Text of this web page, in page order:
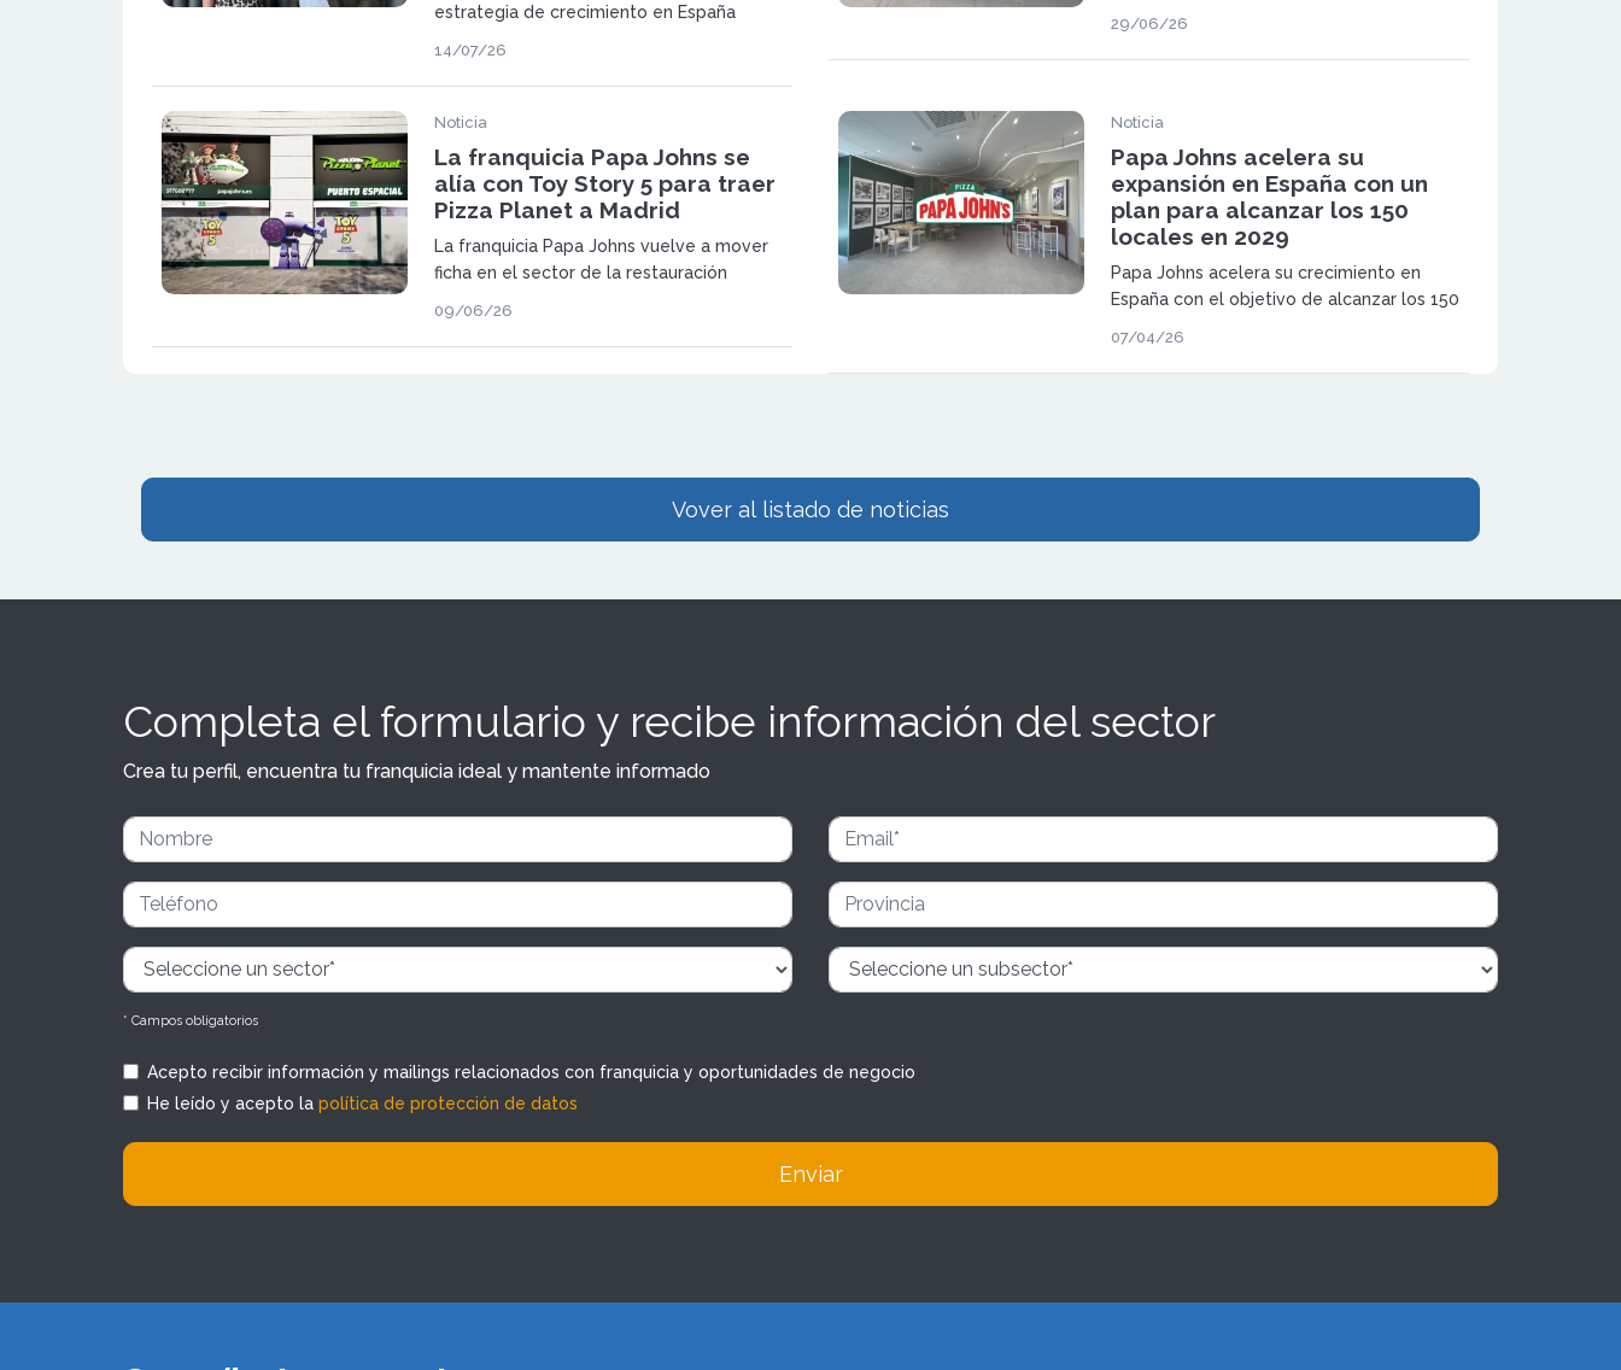
estrategia de crecimiento en España
permitirá acelerar la apertura de nuevos
restaurantes bajo el modelo de franquicia.
14/07/26
incorporación de franquiciados locales.
Cataluña se ha convertido en uno de los
más claridad.
29/06/26
Noticia
La franquicia Papa Johns se
alía con Toy Story 5 para traer
Pizza Planet a Madrid
La franquicia Papa Johns vuelve a mover
ficha en el sector de la restauración
convertirse en la sede oficial del pop‑up
Pizza Planet. La pizzería de Toy Story
09/06/26
Noticia
Papa Johns acelera su
expansión en España con un
plan para alcanzar los 150
locales en 2029
Papa Johns acelera su crecimiento en
España con el objetivo de alcanzar los 150
acompañado de tres aperturas
estratégicas que consolidan su apuesta por
07/04/26
Vover al listado de noticias
Completa el formulario y recibe información del sector
Crea tu perfil, encuentra tu franquicia ideal y mantente informado
* Campos obligatorios
Acepto recibir información y mailings relacionados con franquicia y oportunidades de negocio
He leído y acepto la política de protección de datos
Enviar